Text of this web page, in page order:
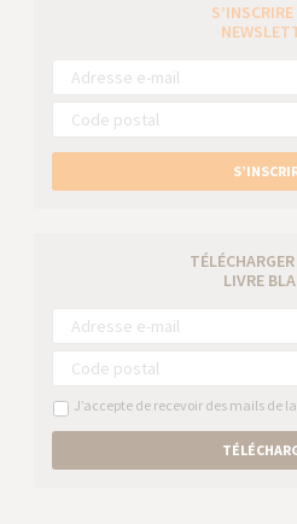
LIVRE
J’accepte de recevoir des mails de